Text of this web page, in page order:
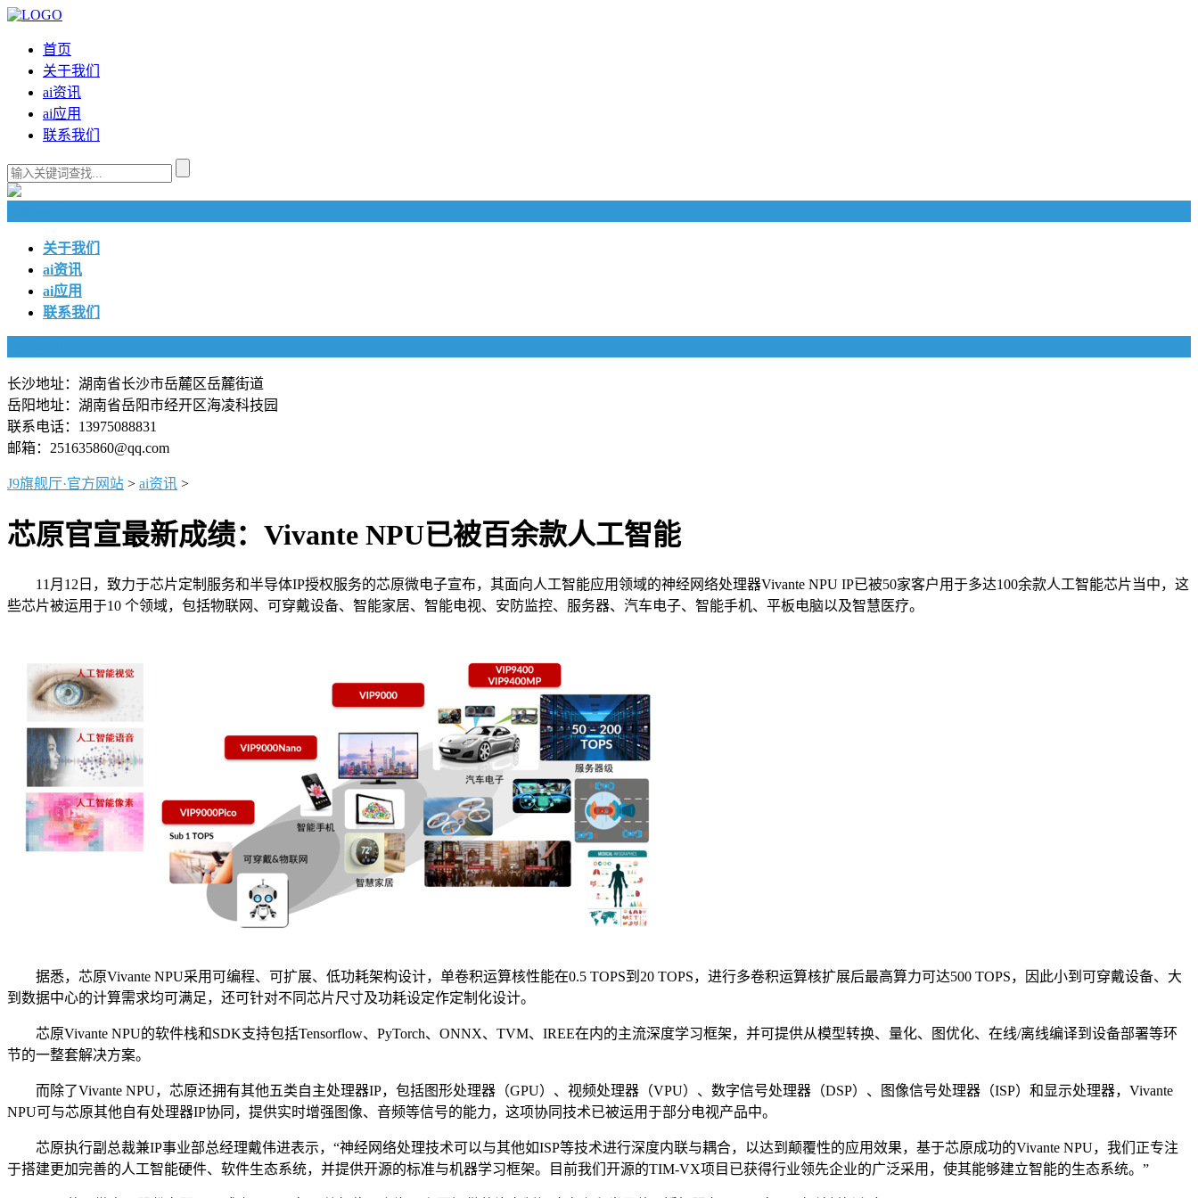
首页
关于我们
ai资讯
ai应用
联系我们
关于我们
ai资讯
ai应用
联系我们
长沙地址：湖南省长沙市岳麓区岳麓街道
岳阳地址：湖南省岳阳市经开区海凌科技园
联系电话：13975088831
邮箱：251635860@qq.com
J9旗舰厅·官方网站 > ai资讯 >
芯原官宣最新成绩：Vivante NPU已被百余款人工智能
11月12日，致力于芯片定制服务和半导体IP授权服务的芯原微电子宣布，其面向人工智能应用领域的神经网络处理器Vivante NPU IP已被50家客户用于多达100余款人工智能芯片当中，这
些芯片被运用于10 个领域，包括物联网、可穿戴设备、智能家居、智能电视、安防监控、服务器、汽车电子、智能手机、平板电脑以及智慧医疗。
据悉，芯原Vivante NPU采用可编程、可扩展、低功耗架构设计，单卷积运算核性能在0.5 TOPS到20 TOPS，进行多卷积运算核扩展后最高算力可达500 TOPS，因此小到可穿戴设备、大
到数据中心的计算需求均可满足，还可针对不同芯片尺寸及功耗设定作定制化设计。
芯原Vivante NPU的软件栈和SDK支持包括Tensorflow、PyTorch、ONNX、TVM、IREE在内的主流深度学习框架，并可提供从模型转换、量化、图优化、在线/离线编译到设备部署等环
节的一整套解决方案。
而除了Vivante NPU，芯原还拥有其他五类自主处理器IP，包括图形处理器（GPU）、视频处理器（VPU）、数字信号处理器（DSP）、图像信号处理器（ISP）和显示处理器，Vivante
NPU可与芯原其他自有处理器IP协同，提供实时增强图像、音频等信号的能力，这项协同技术已被运用于部分电视产品中。
芯原执行副总裁兼IP事业部总经理戴伟进表示，“神经网络处理技术可以与其他如ISP等技术进行深度内联与耦合，以达到颠覆性的应用效果，基于芯原成功的Vivante NPU，我们正专注
于搭建更加完善的人工智能硬件、软件生态系统，并提供开源的标准与机器学习框架。目前我们开源的TIM-VX项目已获得行业领先企业的广泛采用，使其能够建立智能的生态系统。”